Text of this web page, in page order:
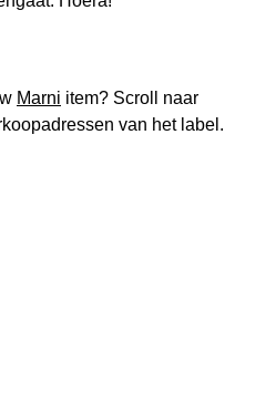
Marni item? Scroll naar
van het label.